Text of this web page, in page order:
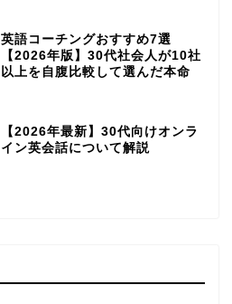
英語コーチングおすすめ7選
【2026年版】30代社会人が10社
以上を自腹比較して選んだ本命
【2026年最新】30代向けオンラ
イン英会話について解説